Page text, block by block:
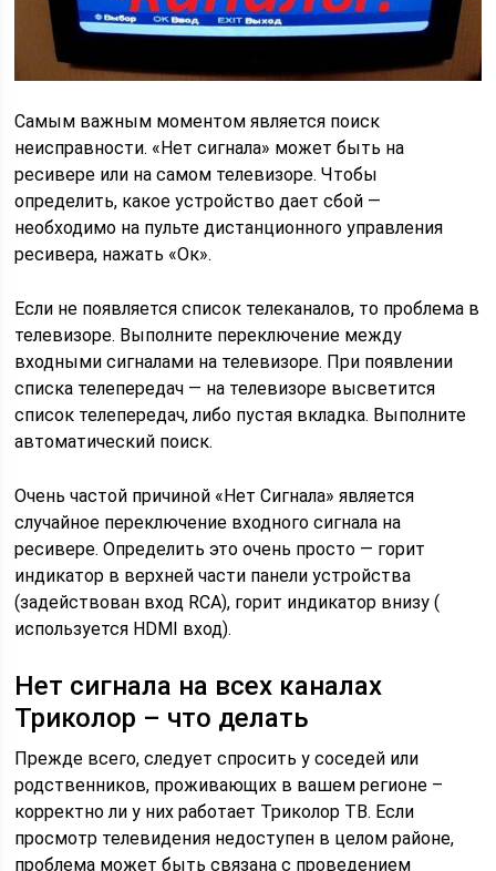
Самым важным моментом является поиск
неисправности. «Нет сигнала» может быть на
ресивере или на самом телевизоре. Чтобы
определить, какое устройство дает сбой —
необходимо на пульте дистанционного управления
ресивера, нажать «Ок».
Если не появляется список телеканалов, то проблема в
телевизоре. Выполните переключение между
входными сигналами на телевизоре. При появлении
списка телепередач — на телевизоре высветится
список телепередач, либо пустая вкладка. Выполните
автоматический поиск.
Очень частой причиной «Нет Сигнала» является
случайное переключение входного сигнала на
ресивере. Определить это очень просто — горит
индикатор в верхней части панели устройства
(задействован вход RCA), горит индикатор внизу (
используется HDMI вход).
Нет сигнала на всех каналах
Триколор – что делать
Прежде всего, следует спросить у соседей или
родственников, проживающих в вашем регионе –
корректно ли у них работает Триколор ТВ. Если
просмотр телевидения недоступен в целом районе,
проблема может быть связана с проведением